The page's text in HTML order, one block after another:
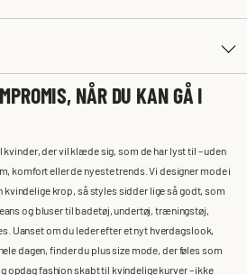
NÅR DU KAN GÅ I
kvinder, der vil klæde sig, som de har lyst til – uden
komfort eller de nyeste trends. Vi designer mode i
krop, så styles sidder lige så godt, som
og bluser til badetøj, undertøj, træningstøj,
Uanset om du leder efter et nyt hverdagslook,
dagen, finder du plus size mode, der føles som
opdag fashion skabt til kvindelige kurver – ikke